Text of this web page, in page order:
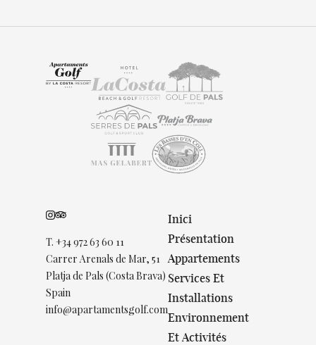
T. +34 972 63 60 11
Carrer Arenals de Mar, 51
Platja de Pals (Costa Brava)
Spain
info@apartamentsgolf.com
Inici
Présentation
Appartements
Services Et
Installations
Environnement
Et Activités